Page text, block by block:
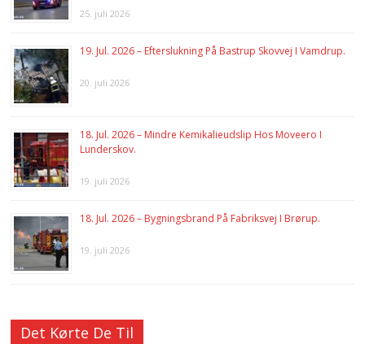
25. juli 2026
19. Jul. 2026 – Efterslukning På Bastrup Skovvej I Vamdrup.
20. juli 2026
18. Jul. 2026 – Mindre Kemikalieudslip Hos Moveero I
Lunderskov.
19. juli 2026
18. Jul. 2026 – Bygningsbrand På Fabriksvej I Brørup.
19. juli 2026
Det Kørte De Til